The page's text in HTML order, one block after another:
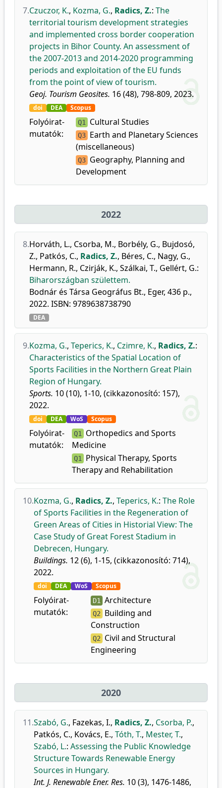
7.Czuczor, K., Kozma, G., Radics, Z.: The
territorial tourism development strategies
and implemented cross border cooperation
projects in Bihor County. An assessment of
the 2007-2013 and 2014-2020 programming
periods and exploitation of the EU funds
from the point of view of tourism.
Geoj. Tourism Geosites. 16 (48), 798-809, 2023.
doi DEA Scopus
Folyóirat-
mutatók:
Q1 Cultural Studies
Q3 Earth and Planetary Sciences
(miscellaneous)
Q3 Geography, Planning and
Development
2022
8.Horváth, L., Csorba, M., Borbély, G., Bujdosó,
Z., Patkós, C., Radics, Z., Béres, C., Nagy, G.,
Hermann, R., Czirják, K., Szálkai, T., Gellért, G.:
Biharországban születtem.
Bodnár és Társa Geográfus Bt., Eger, 436 p.,
2022. ISBN: 9789638738790
DEA
9.Kozma, G., Teperics, K., Czimre, K., Radics, Z.:
Characteristics of the Spatial Location of
Sports Facilities in the Northern Great Plain
Region of Hungary.
Sports. 10 (10), 1-10, (cikkazonosító: 157),
2022.
doi DEA WoS Scopus
Folyóirat-
mutatók:
Q1 Orthopedics and Sports
Medicine
Q1 Physical Therapy, Sports
Therapy and Rehabilitation
10.Kozma, G., Radics, Z., Teperics, K.: The Role
of Sports Facilities in the Regeneration of
Green Areas of Cities in Historial View: The
Case Study of Great Forest Stadium in
Debrecen, Hungary.
Buildings. 12 (6), 1-15, (cikkazonosító: 714),
2022.
doi DEA WoS Scopus
Folyóirat-
mutatók:
D1 Architecture
Q2 Building and
Construction
Q2 Civil and Structural
Engineering
2020
11.Szabó, G., Fazekas, I., Radics, Z., Csorba, P.,
Patkós, C., Kovács, E., Tóth, T., Mester, T.,
Szabó, L.: Assessing the Public Knowledge
Structure Towards Renewable Energy
Sources in Hungary.
Int. J. Renewable Ener. Res. 10 (3), 1476-1486,